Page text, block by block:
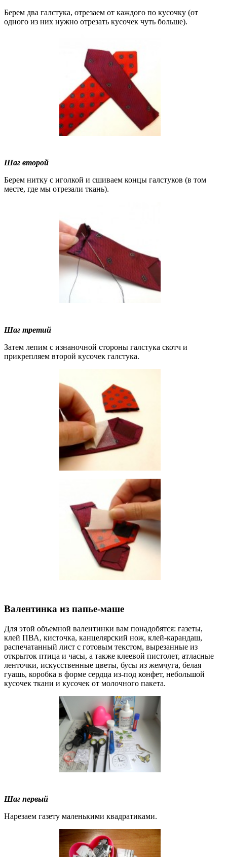
Берем два галстука, отрезаем от каждого по кусочку (от
одного из них нужно отрезать кусочек чуть больше).
Шаг второй
Берем нитку с иголкой и сшиваем концы галстуков (в том
месте, где мы отрезали ткань).
Шаг третий
Затем лепим с изнаночной стороны галстука скотч и
прикрепляем второй кусочек галстука.
Валентинка из папье-маше
Для этой объемной валентинки вам понадобятся: газеты,
клей ПВА, кисточка, канцелярский нож, клей-карандаш,
распечатанный лист с готовым текстом, вырезанные из
открыток птица и часы, а также клеевой пистолет, атласные
ленточки, искусственные цветы, бусы из жемчуга, белая
гуашь, коробка в форме сердца из-под конфет, небольшой
кусочек ткани и кусочек от молочного пакета.
Шаг первый
Нарезаем газету маленькими квадратиками.